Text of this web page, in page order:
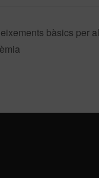
bàsics per al